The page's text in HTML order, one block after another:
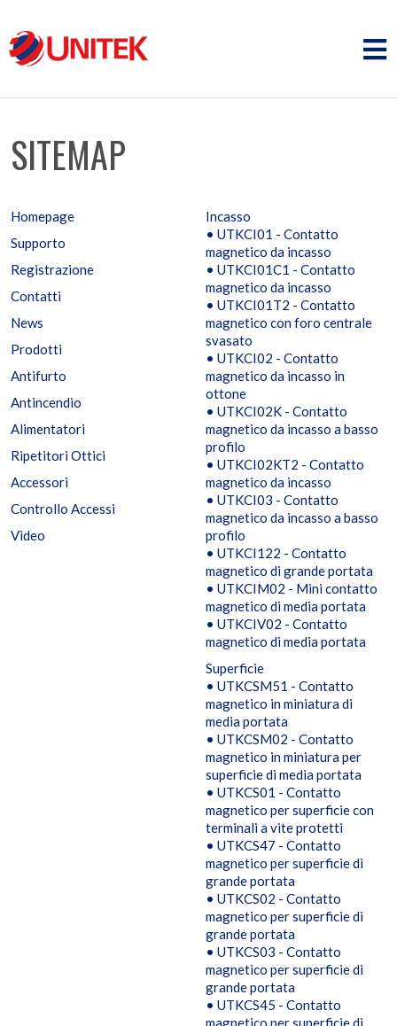
SITEMAP
Homepage
Supporto
Registrazione
Contatti
News
Prodotti
Antifurto
Antincendio
Alimentatori
Ripetitori Ottici
Accessori
Controllo Accessi
Video
Incasso
• UTKCI01 - Contatto
magnetico da incasso
• UTKCI01C1 - Contatto
magnetico da incasso
• UTKCI01T2 - Contatto
magnetico con foro centrale
svasato
• UTKCI02 - Contatto
magnetico da incasso in
ottone
• UTKCI02K - Contatto
magnetico da incasso a basso
profilo
• UTKCI02KT2 - Contatto
magnetico da incasso
• UTKCI03 - Contatto
magnetico da incasso a basso
profilo
• UTKCI122 - Contatto
magnetico di grande portata
• UTKCIM02 - Mini contatto
magnetico di media portata
• UTKCIV02 - Contatto
magnetico di media portata
Superficie
• UTKCSM51 - Contatto
magnetico in miniatura di
media portata
• UTKCSM02 - Contatto
magnetico in miniatura per
superficie di media portata
• UTKCS01 - Contatto
magnetico per superficie con
terminali a vite protetti
• UTKCS47 - Contatto
magnetico per superficie di
grande portata
• UTKCS02 - Contatto
magnetico per superficie di
grande portata
• UTKCS03 - Contatto
magnetico per superficie di
grande portata
• UTKCS45 - Contatto
magnetico per superficie di